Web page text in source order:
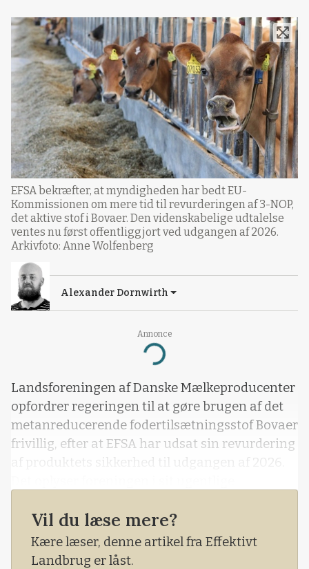
Annonce
Loading...
EFSA bekræfter, at myndigheden har bedt EU-
Kommissionen om mere tid til revurderingen af 3-NOP,
det aktive stof i Bovaer. Den videnskabelige udtalelse
ventes nu først offentliggjort ved udgangen af 2026.
Arkivfoto: Anne Wolfenberg
Alexander Dornwirth
Landsforeningen af Danske Mælkeproducenter
opfordrer regeringen til at gøre brugen af det
metanreducerende fodertilsætningsstof Bovaer
frivillig, efter at EFSA har udsat sin revurdering
af produktets sikkerhed til udgangen af 2026.
Vil du læse mere?
Kære læser, denne artikel fra Effektivt
Landbrug er låst.